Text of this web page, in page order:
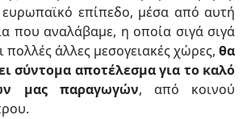
ευρωπαϊκό επίπεδο, μέσα από αυτή
που αναλάβαμε, η οποία σιγά σιγά
πολλές άλλες μεσογειακές χώρες, θα
σύντομα αποτέλεσμα για το καλό
μας παραγωγών, από κοινού